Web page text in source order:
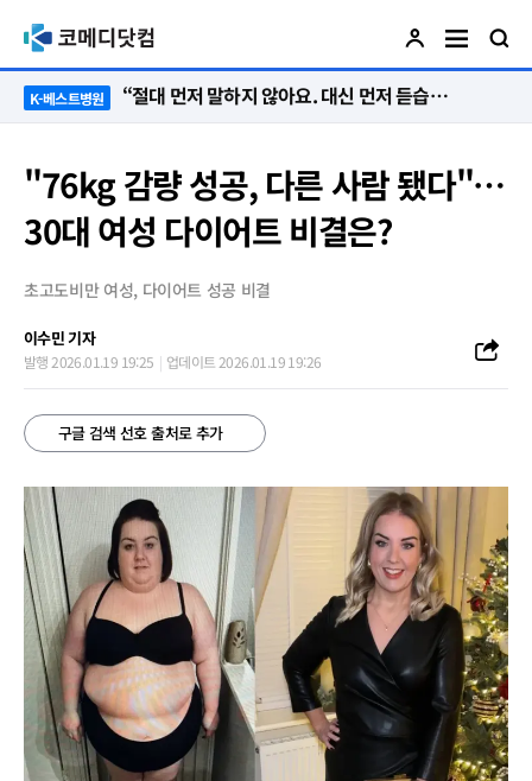
K-베스트병원 “절대 먼저 말하지 않아요. 대신 먼저 듣습니다”
"76kg 감량 성공, 다른 사람 됐다"…
30대 여성 다이어트 비결은?
초고도비만 여성, 다이어트 성공 비결
이수민 기자
발행 2026.01.19 19:25 업데이트 2026.01.19 19:26
구글 검색 선호 출처로 추가